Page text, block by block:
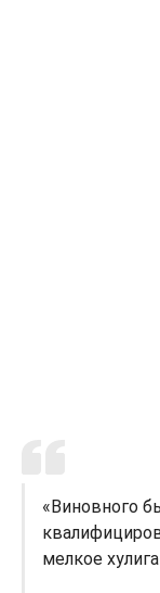
«Виновного
мелкое